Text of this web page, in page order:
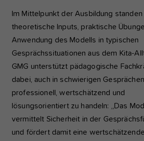
Im Mittelpunkt der Ausbildung standen
theoretische Inputs, praktische
Anwendung des Modells in typischen
Gesprächssituationen aus dem Kita-
GMG unterstützt pädagogische
dabei, auch in schwierigen Gesprächen
professionell, wertschätzend und
lösungsorientiert zu handeln: „Das
vermittelt Sicherheit in der
und fördert damit eine wertschätzende